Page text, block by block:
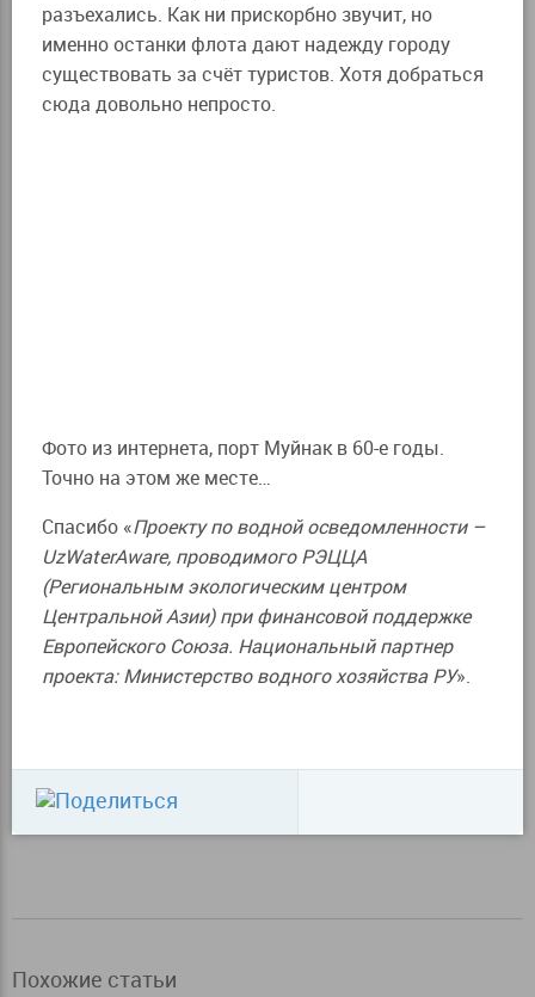
разъехались. Как ни прискорбно звучит, но
именно останки флота дают надежду городу
существовать за счёт туристов. Хотя добраться
сюда довольно непросто.
Фото из интернета, порт Муйнак в 60-е годы.
Точно на этом же месте…
Спасибо «Проекту по водной осведомленности –
UzWaterAware, проводимого РЭЦЦА
(Региональным экологическим центром
Центральной Азии) при финансовой поддержке
Европейского Союза. Национальный партнер
проекта: Министерство водного хозяйства РУ».
Похожие статьи